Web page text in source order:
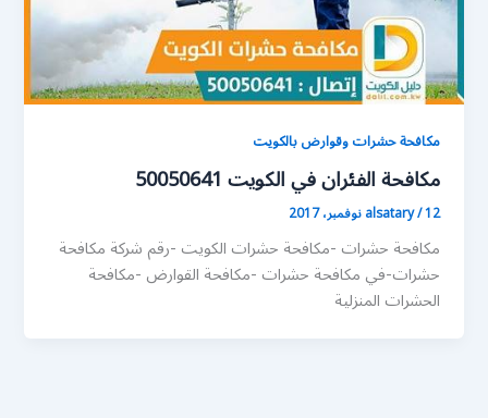
مكافحة حشرات وقوارض بالكويت
مكافحة الفئران في الكويت 50050641
alsatary/12 نوفمبر، 2017
مكافحة حشرات -مكافحة حشرات الكويت -رقم شركة مكافحة
حشرات-في مكافحة حشرات -مكافحة القوارض -مكافحة
الحشرات المنزلية